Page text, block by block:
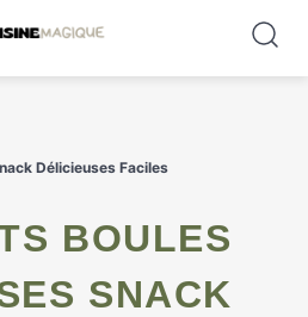
Délicieuses Faciles
SNACK